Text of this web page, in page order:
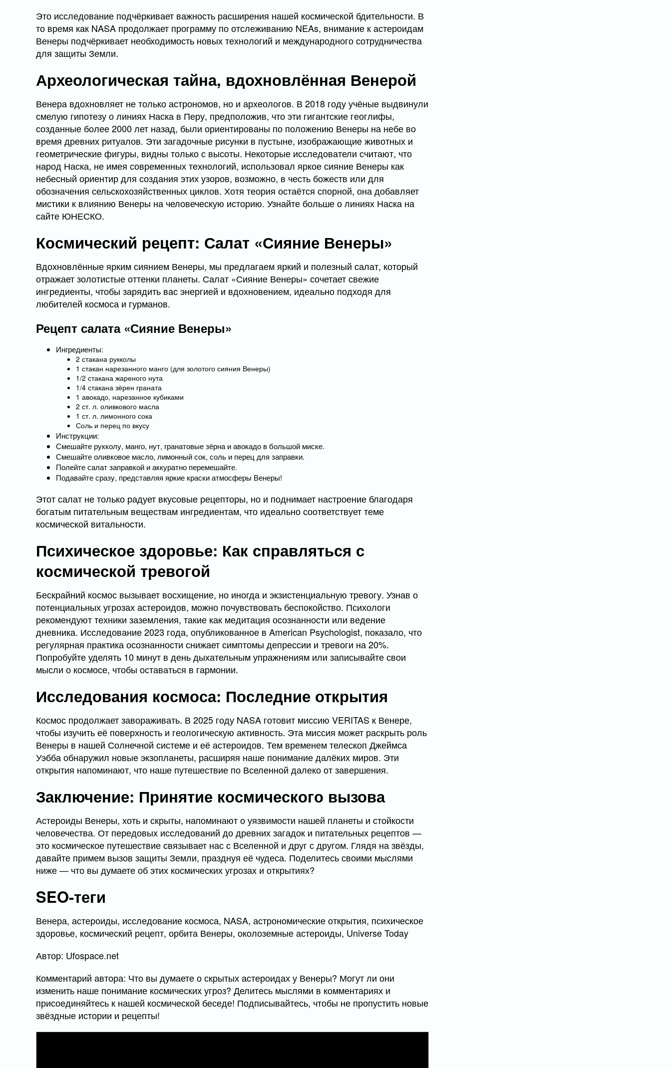
Это исследование подчёркивает важность расширения нашей космической бдительности. В
то время как NASA продолжает программу по отслеживанию NEAs, внимание к астероидам
Венеры подчёркивает необходимость новых технологий и международного сотрудничества
для защиты Земли.
Археологическая тайна, вдохновлённая Венерой
Венера вдохновляет не только астрономов, но и археологов. В 2018 году учёные выдвинули
смелую гипотезу о линиях Наска в Перу, предположив, что эти гигантские геоглифы,
созданные более 2000 лет назад, были ориентированы по положению Венеры на небе во
время древних ритуалов. Эти загадочные рисунки в пустыне, изображающие животных и
геометрические фигуры, видны только с высоты. Некоторые исследователи считают, что
народ Наска, не имея современных технологий, использовал яркое сияние Венеры как
небесный ориентир для создания этих узоров, возможно, в честь божеств или для
обозначения сельскохозяйственных циклов. Хотя теория остаётся спорной, она добавляет
мистики к влиянию Венеры на человеческую историю. Узнайте больше о линиях Наска на
сайте ЮНЕСКО.
Космический рецепт: Салат «Сияние Венеры»
Вдохновлённые ярким сиянием Венеры, мы предлагаем яркий и полезный салат, который
отражает золотистые оттенки планеты. Салат «Сияние Венеры» сочетает свежие
ингредиенты, чтобы зарядить вас энергией и вдохновением, идеально подходя для
любителей космоса и гурманов.
Рецепт салата «Сияние Венеры»
Ингредиенты:
2 стакана рукколы
1 стакан нарезанного манго (для золотого сияния Венеры)
1/2 стакана жареного нута
1/4 стакана зёрен граната
1 авокадо, нарезанное кубиками
2 ст. л. оливкового масла
1 ст. л. лимонного сока
Соль и перец по вкусу
Инструкции:
Смешайте рукколу, манго, нут, гранатовые зёрна и авокадо в большой миске.
Смешайте оливковое масло, лимонный сок, соль и перец для заправки.
Полейте салат заправкой и аккуратно перемешайте.
Подавайте сразу, представляя яркие краски атмосферы Венеры!
Этот салат не только радует вкусовые рецепторы, но и поднимает настроение благодаря
богатым питательным веществам ингредиентам, что идеально соответствует теме
космической витальности.
Психическое здоровье: Как справляться с
космической тревогой
Бескрайний космос вызывает восхищение, но иногда и экзистенциальную тревогу. Узнав о
потенциальных угрозах астероидов, можно почувствовать беспокойство. Психологи
рекомендуют техники заземления, такие как медитация осознанности или ведение
дневника. Исследование 2023 года, опубликованное в American Psychologist, показало, что
регулярная практика осознанности снижает симптомы депрессии и тревоги на 20%.
Попробуйте уделять 10 минут в день дыхательным упражнениям или записывайте свои
мысли о космосе, чтобы оставаться в гармонии.
Исследования космоса: Последние открытия
Космос продолжает завораживать. В 2025 году NASA готовит миссию VERITAS к Венере,
чтобы изучить её поверхность и геологическую активность. Эта миссия может раскрыть роль
Венеры в нашей Солнечной системе и её астероидов. Тем временем телескоп Джеймса
Уэбба обнаружил новые экзопланеты, расширяя наше понимание далёких миров. Эти
открытия напоминают, что наше путешествие по Вселенной далеко от завершения.
Заключение: Принятие космического вызова
Астероиды Венеры, хоть и скрыты, напоминают о уязвимости нашей планеты и стойкости
человечества. От передовых исследований до древних загадок и питательных рецептов —
это космическое путешествие связывает нас с Вселенной и друг с другом. Глядя на звёзды,
давайте примем вызов защиты Земли, празднуя её чудеса. Поделитесь своими мыслями
ниже — что вы думаете об этих космических угрозах и открытиях?
SEO-теги
Венера, астероиды, исследование космоса, NASA, астрономические открытия, психическое
здоровье, космический рецепт, орбита Венеры, околоземные астероиды, Universe Today
Автор: Ufospace.net
Комментарий автора: Что вы думаете о скрытых астероидах у Венеры? Могут ли они
изменить наше понимание космических угроз? Делитесь мыслями в комментариях и
присоединяйтесь к нашей космической беседе! Подписывайтесь, чтобы не пропустить новые
звёздные истории и рецепты!